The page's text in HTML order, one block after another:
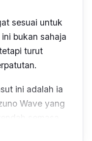
sesuai untuk
bukan sahaja
turut
ini adalah ia
Wave yang
semasa
sama